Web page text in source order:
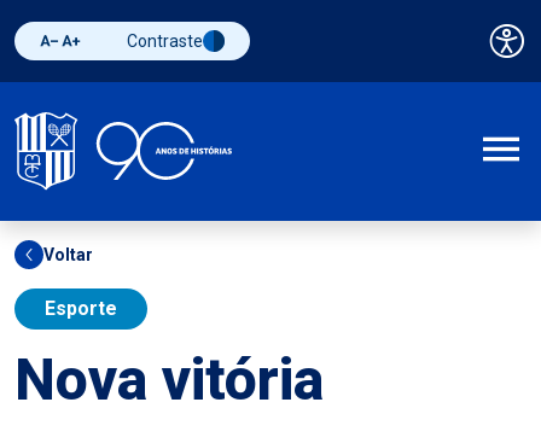
Diminuir fonte
Aumentar fonteAlternar contraste
Contraste
Voltar
Esporte
Nova vitória